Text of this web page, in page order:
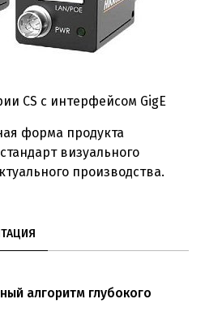
CS с интерфейсом GigE
форма продукта
визуального
производства.
алгоритм глубокого